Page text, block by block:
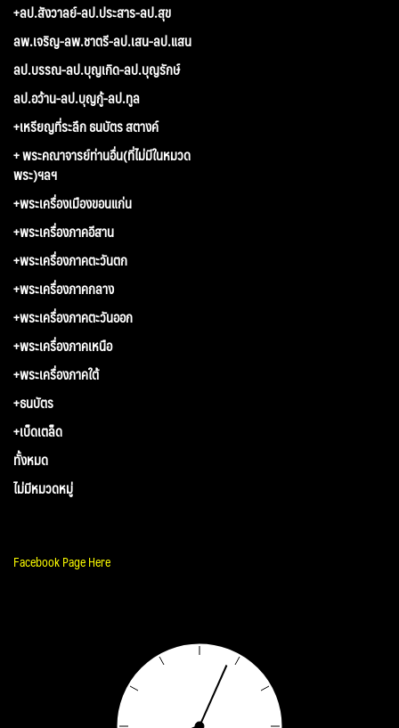
+ลป.สังวาลย์-ลป.ประสาร-ลป.สุข
ลพ.เจริญ-ลพ.ชาตรี-ลป.เสน-ลป.แสน
ลป.บรรณ-ลป.บุญเกิด-ลป.บุญรักษ์
ลป.อว้าน-ลป.บุญกู้-ลป.ทูล
+เหรียญที่ระลึก ธนบัตร สตางค์
+ พระคณาจารย์ท่านอื่น(ที่ไม่มีในหมวด
พระ)ฯลฯ
+พระเครื่องเมืองขอนแก่น
+พระเครื่องภาคอีสาน
+พระเครื่องภาคตะวันตก
+พระเครื่องภาคกลาง
+พระเครื่องภาคตะวันออก
+พระเครื่องภาคเหนือ
+พระเครื่องภาคใต้
+ธนบัตร
+เบ็ดเตล็ด
ทั้งหมด
ไม่มีหมวดหมู่
Facebook Page Here